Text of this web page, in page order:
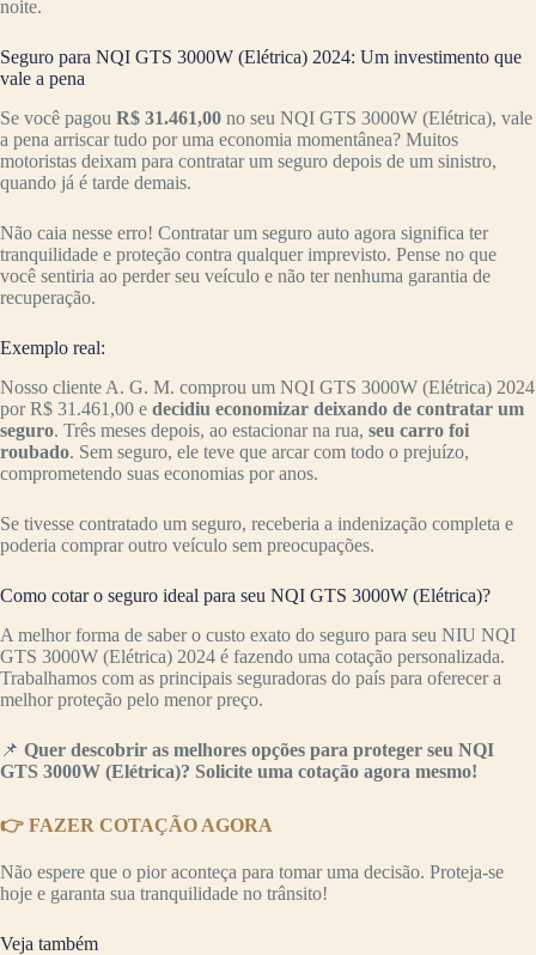
noite.
Seguro para NQI GTS 3000W (Elétrica) 2024: Um investimento que
vale a pena
Se você pagou R$ 31.461,00 no seu NQI GTS 3000W (Elétrica), vale
a pena arriscar tudo por uma economia momentânea? Muitos
motoristas deixam para contratar um seguro depois de um sinistro,
quando já é tarde demais.
Não caia nesse erro! Contratar um seguro auto agora significa ter
tranquilidade e proteção contra qualquer imprevisto. Pense no que
você sentiria ao perder seu veículo e não ter nenhuma garantia de
recuperação.
Exemplo real:
Nosso cliente A. G. M. comprou um NQI GTS 3000W (Elétrica) 2024
por R$ 31.461,00 e decidiu economizar deixando de contratar um
seguro. Três meses depois, ao estacionar na rua, seu carro foi
roubado. Sem seguro, ele teve que arcar com todo o prejuízo,
comprometendo suas economias por anos.
Se tivesse contratado um seguro, receberia a indenização completa e
poderia comprar outro veículo sem preocupações.
Como cotar o seguro ideal para seu NQI GTS 3000W (Elétrica)?
A melhor forma de saber o custo exato do seguro para seu NIU NQI
GTS 3000W (Elétrica) 2024 é fazendo uma cotação personalizada.
Trabalhamos com as principais seguradoras do país para oferecer a
melhor proteção pelo menor preço.
📌 Quer descobrir as melhores opções para proteger seu NQI
GTS 3000W (Elétrica)? Solicite uma cotação agora mesmo!
👉 FAZER COTAÇÃO AGORA
Não espere que o pior aconteça para tomar uma decisão. Proteja-se
hoje e garanta sua tranquilidade no trânsito!
Veja também